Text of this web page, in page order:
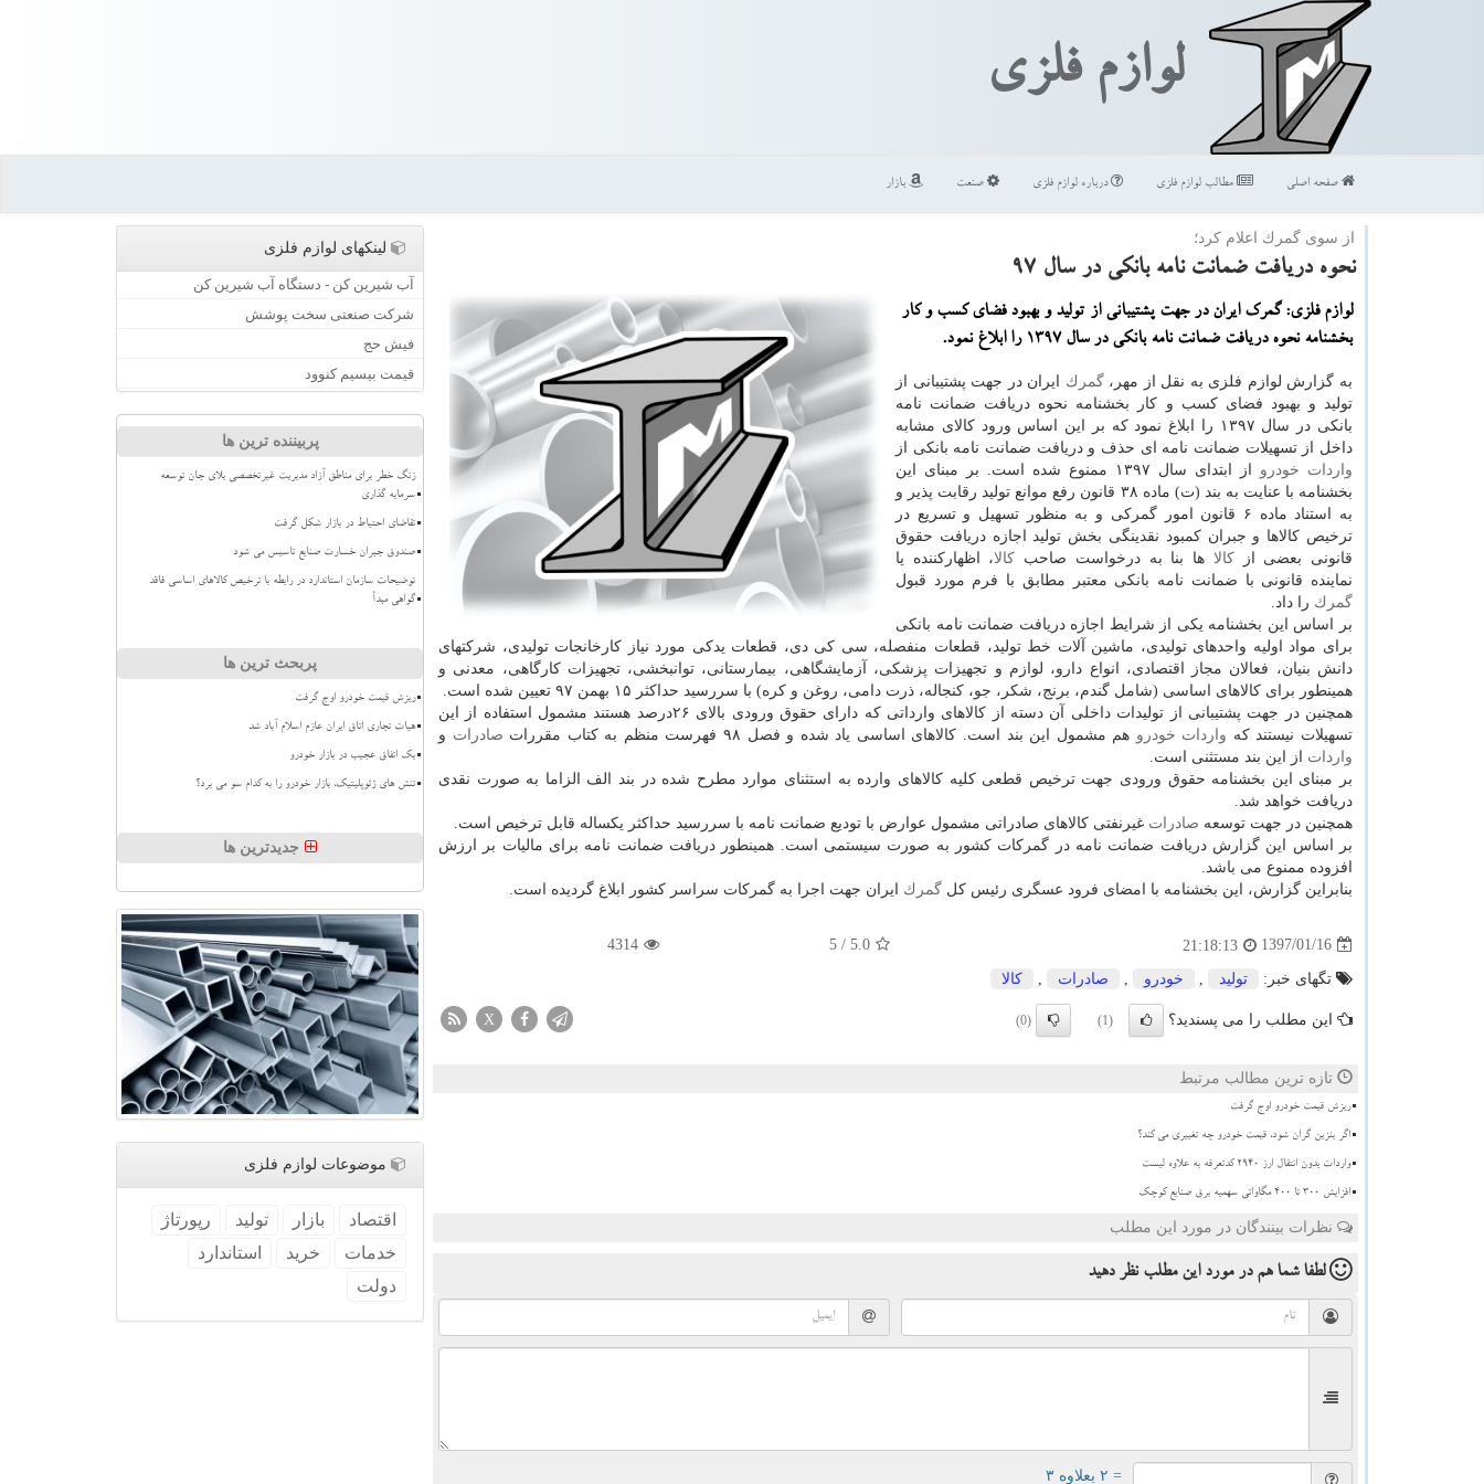
لوازم فلزی
صفحه اصلی مطالب لوازم فلزی درباره لوازم فلزی صنعت بازار
از سوی گمرك اعلام كرد؛
نحوه دریافت ضمانت نامه بانكی در سال ۹۷
لوازم فلزی: گمرك ایران در جهت پشتیبانی از تولید و بهبود فضای كسب و كار
بخشنامه نحوه دریافت ضمانت نامه بانكی در سال ۱۳۹۷ را ابلاغ نمود.
به گزارش لوازم فلزی به نقل از مهر،گمرك ایران در جهت پشتیبانی از
تولید و بهبود فضای كسب و كار بخشنامه نحوه دریافت ضمانت نامه
بانكی در سال ۱۳۹۷ را ابلاغ نمود كه بر این اساس ورود كالای مشابه
داخل از تسهیلات ضمانت نامه ای حذف و دریافت ضمانت نامه بانكی از
واردات خودرو
از ابتدای سال ۱۳۹۷ ممنوع شده است. بر مبنای این
بخشنامه با عنایت به بند (ت) ماده ۳۸ قانون رفع موانع تولید رقابت پذیر و
به استناد ماده ۶ قانون امور گمركی و به منظور تسهیل و تسریع در
ترخیص كالاها و جبران كمبود نقدینگی بخش تولید اجازه دریافت حقوق
قانونی بعضی ازكالا ها بنا به درخواست صاحب كالا، اظهاركننده یا
نماینده قانونی با ضمانت نامه بانكی معتبر مطابق با فرم مورد قبول
گمرك را داد.
بر اساس این بخشنامه یكی از شرایط اجازه دریافت ضمانت نامه بانكی
برای مواد اولیه واحدهای تولیدی، ماشین آلات خط تولید، قطعات منفصله، سی كی دی، قطعات یدكی مورد نیاز كارخانجات تولیدی، شركتهای
دانش بنیان، فعالان مجاز اقتصادی، انواع دارو، لوازم و تجهیزات پزشكی، آزمایشگاهی، بیمارستانی، توانبخشی، تجهیزات كارگاهی، معدنی و
همینطور برای كالاهای اساسی (شامل گندم، برنج، شكر، جو، كنجاله، ذرت دامی، روغن و كره) با سررسید حداكثر ۱۵ بهمن ۹۷ تعیین شده است.
همچنین در جهت پشتیبانی از تولیدات داخلی آن دسته از كالاهای وارداتی كه دارای حقوق ورودی بالای ۲۶درصد هستند مشمول استفاده از این
تسهیلات نیستند كه واردات خودرو هم مشمول این بند است. كالاهای اساسی یاد شده و فصل ۹۸ فهرست منظم به كتاب مقررات صادرات و
واردات از این بند مستثنی است.
بر مبنای این بخشنامه حقوق ورودی جهت ترخیص قطعی كلیه كالاهای وارده به استثنای موارد مطرح شده در بند الف الزاما به صورت نقدی
دریافت خواهد شد.
همچنین در جهت توسعه صادرات غیرنفتی كالاهای صادراتی مشمول عوارض با تودیع ضمانت نامه با سررسید حداكثر یكساله قابل ترخیص است.
بر اساس این گزارش دریافت ضمانت نامه در گمركات كشور به صورت سیستمی است. همینطور دریافت ضمانت نامه برای مالیات بر ارزش
افزوده ممنوع می باشد.
بنابراین گزارش، این بخشنامه با امضای فرود عسگری رئیس كل گمرك ایران جهت اجرا به گمركات سراسر كشور ابلاغ گردیده است.
1397/01/16
21:18:13
5.0
/ 5
4314
تگهای خبر: تولید خودرو صادرات كالا
این مطلب را می پسندید؟ (1)
(0)
X
تازه ترین مطالب مرتبط
ریزش قیمت خودرو اوج گرفت
اگر بنزین گران شود، قیمت خودرو چه تغییری می کند؟
واردات بدون انتقال ارز ۲۹۴۰ کدتعرفه به علاوه لیست
افزایش 300 تا 400 مگاواتی سهمیه برق صنایع کوچک
نظرات بینندگان در مورد این مطلب
لطفا شما همدر مورد این مطلب نظر دهید
= ۲ بعلاوه ۳
لینکهای لوازم فلزی
آب شیرین کن - دستگاه آب شیرین کن
شرکت صنعتی سخت پوشش
فیش حج
قیمت بیسیم کنوود
پربیننده ترین ها
زنگ خطر برای مناطق آزاد مدیریت غیرتخصصی بلای جان توسعه
سرمایه گذاری
تقاضای احتیاط در بازار شکل گرفت
صندوق جبران خسارت صنایع تاسیس می شود
توضیحات سازمان استاندارد در رابطه با ترخیص کالاهای اساسی فاقد
گواهی مبدأ
پربحث ترین ها
ریزش قیمت خودرو اوج گرفت
هیات تجاری اتاق ایران عازم اسلام آباد شد
بک اتفاق عجیب در بازار خودرو
تنش های ژئوپلیتیک، بازار خودرو را به کدام سو می برد؟
جدیدترین ها
موضوعات لوازم فلزی
اقتصاد بازار تولید
رپورتاژ
خدمات
خرید
استاندارد
دولت